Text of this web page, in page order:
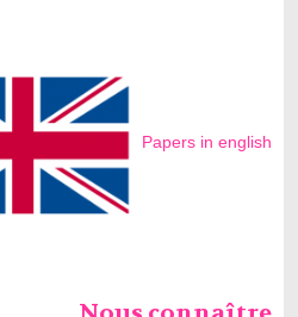
Papers in english